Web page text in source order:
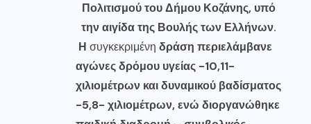
Πολιτισμού του Δήμου Κοζάνης, υπό
την αιγίδα της Βουλής των Ελλήνων.
Η συγκεκριμένη δράση περιελάμβανε
αγώνες δρόμου υγείας -10,11-
χιλιομέτρων και δυναμικού βαδίσματος
-5,8- χιλιομέτρων, ενώ διοργανώθηκε